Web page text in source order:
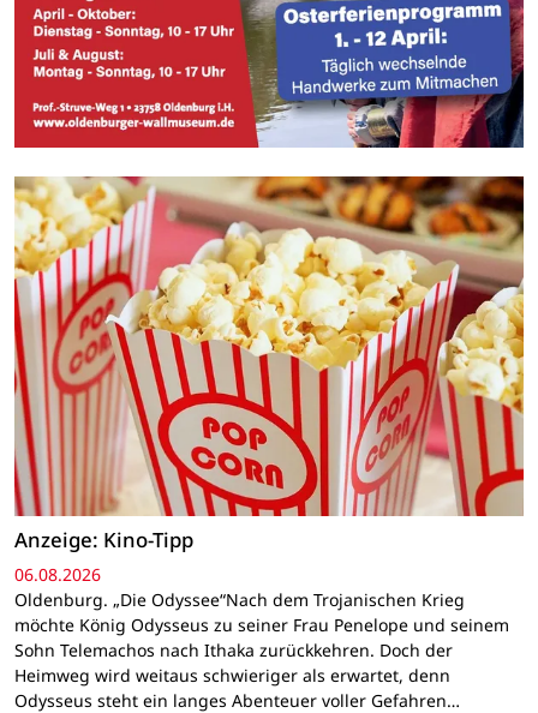
Anzeige: Kino-Tipp
06.08.2026
Oldenburg. „Die Odyssee“Nach dem Trojanischen Krieg
möchte König Odysseus zu seiner Frau Penelope und seinem
Sohn Telemachos nach Ithaka zurückkehren. Doch der
Heimweg wird weitaus schwieriger als erwartet, denn
Odysseus steht ein langes Abenteuer voller Gefahren…